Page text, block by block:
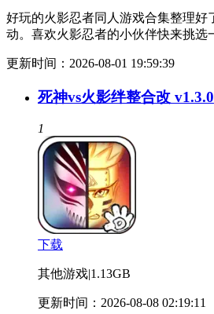
好玩的火影忍者同人游戏合集整理
动。喜欢火影忍者的小伙伴快来挑选
更新时间：2026-08-01 19:59:39
死神vs火影绊整合改 v1.3.0
1
下载
其他游戏|1.13GB
更新时间：2026-08-08 02:19:11